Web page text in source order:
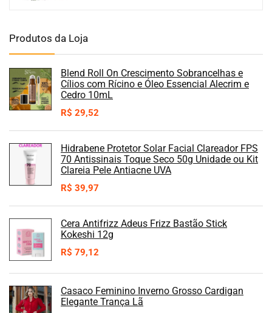
Produtos da Loja
Blend Roll On Crescimento Sobrancelhas e
Cílios com Rícino e Óleo Essencial Alecrim e
Cedro 10mL
R$ 29,52
Hidrabene Protetor Solar Facial Clareador FPS
70 Antissinais Toque Seco 50g Unidade ou Kit
Clareia Pele Antiacne UVA
R$ 39,97
Cera Antifrizz Adeus Frizz Bastão Stick
Kokeshi 12g
R$ 79,12
Casaco Feminino Inverno Grosso Cardigan
Elegante Trança Lã